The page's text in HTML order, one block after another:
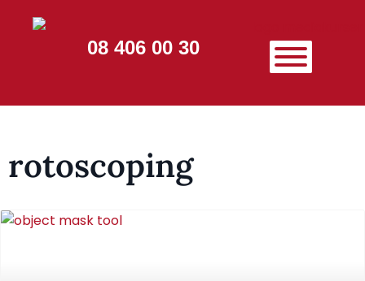
08 406 00 30
rotoscoping